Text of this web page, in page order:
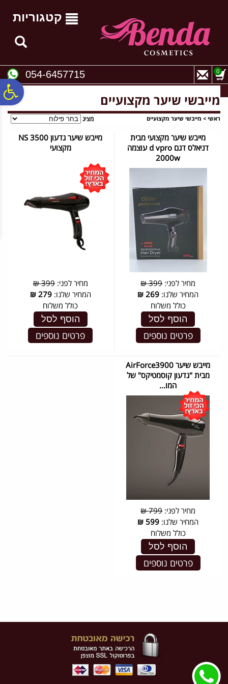
נגישות
קטגוריות
054-6457715 0
מייבשי שיער מקצועיים
ראשי > מייבשי שיער מקצועיים מציג
מייבש שיער מקצועי מבית
דניאלס דגם d vpro עוצמה
2000w
מחיר לפני:399 ₪
המחיר שלנו: 269
₪
כולל משלוח
הוסף לסל
פרטים נוספים
מייבש שיער גדעון 3500 NS
מקצועי
מחיר לפני:399 ₪
המחיר שלנו:279
₪
כולל משלוח
הוסף לסל
פרטים נוספים
מייבש שיער AirForce3900
מבית "גדעון קוסמטיקס" של
המו...
מחיר לפני:799 ₪
המחיר שלנו: 599
₪
כולל משלוח
הוסף לסל
פרטים נוספים